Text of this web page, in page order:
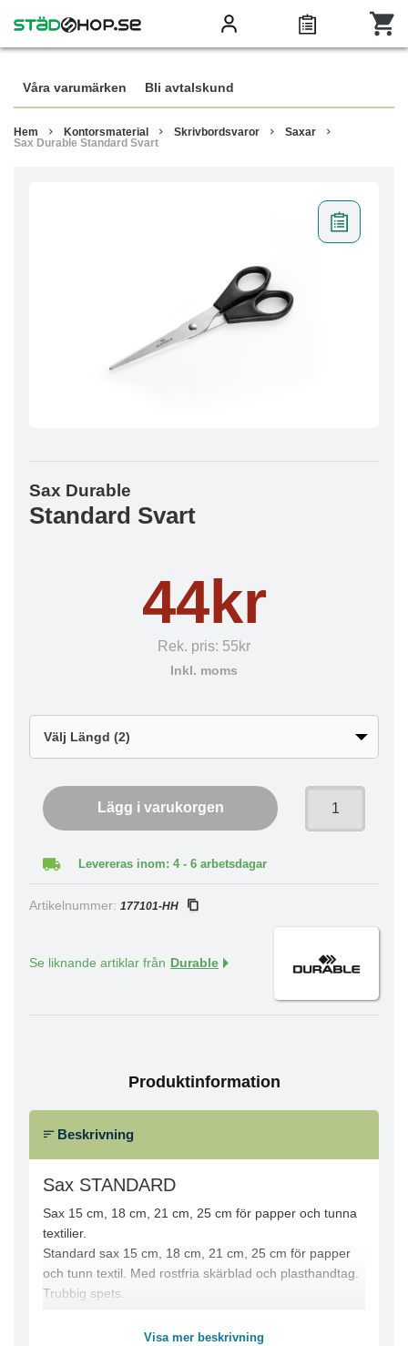
Våra varumärken Bli avtalskund
Hem Kontorsmaterial Skrivbordsvaror
Saxar
Sax Durable Standard Svart
Sax Durable
Standard Svart
44kr
Rek. pris: 55kr
Inkl. moms
Lägg i varukorgen
Levereras inom: 4 - 6 arbetsdagar
Artikelnummer: 177101-HH
Se liknande artiklar från Durable
Produktinformation
Beskrivning
Sax STANDARD
Sax 15 cm, 18 cm, 21 cm, 25 cm för papper och tunna
textilier.
Standard sax 15 cm, 18 cm, 21 cm, 25 cm för papper
och tunn textil. Med rostfria skärblad och plasthandtag.
Trubbig spets.
Visa mer beskrivning